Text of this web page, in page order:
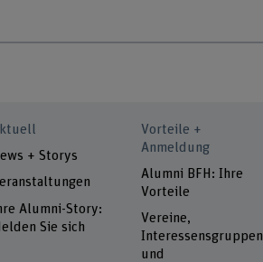
+ Storys
Alumni-Story:
Sie sich
Vorteile +
Anmeldung
Alumni BFH: Ihre
Vorteile
Vereine,
Interessensgruppen
und